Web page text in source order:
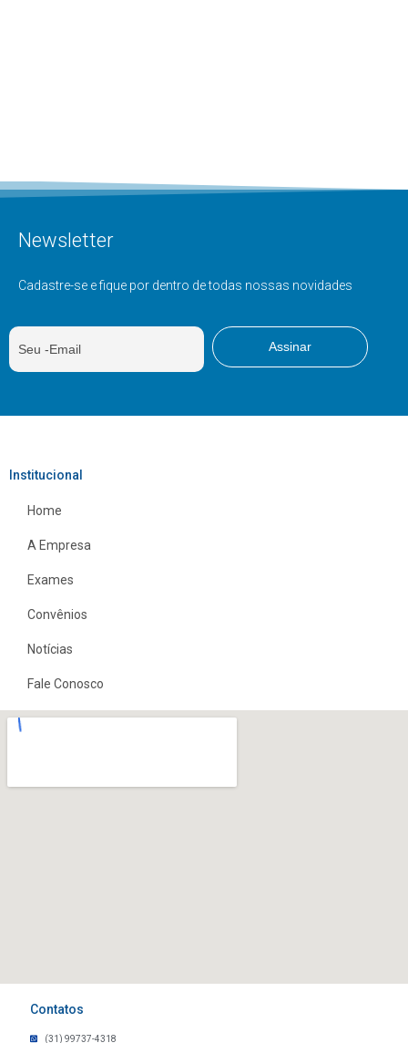
Newsletter
Cadastre-se e fique por dentro de todas nossas novidades
Institucional
Home
A Empresa
Exames
Convênios
Notícias
Fale Conosco
Contatos
(31) 99737-4318